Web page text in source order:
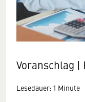
Voranschlag |
Lesedauer: 1 Minute